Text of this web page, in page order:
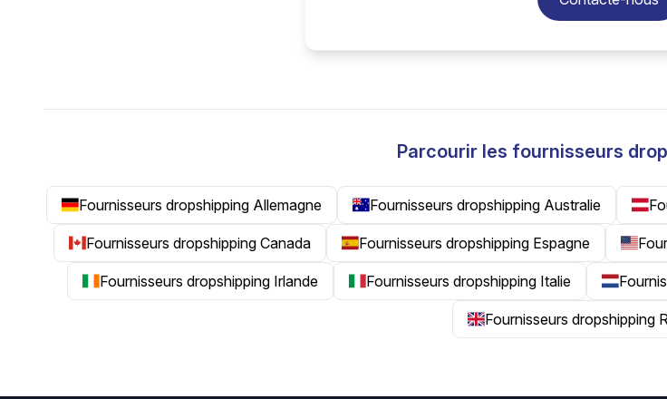
Parcourir les fournisseurs
Fournisseurs dropshipping Allemagne Fournisseurs dropshipping Australie
Fournisseurs dropshipping Canada Fournisseurs dropshipping Espagne
Fournisseurs dropshipping Irlande Fournisseurs dropshipping Italie
Fournisseurs dropshipping